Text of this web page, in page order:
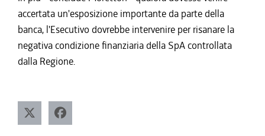
accertata un'esposizione importante da parte della
banca, l'Esecutivo dovrebbe intervenire per risanare la
negativa condizione finanziaria della SpA controllata
dalla Regione.